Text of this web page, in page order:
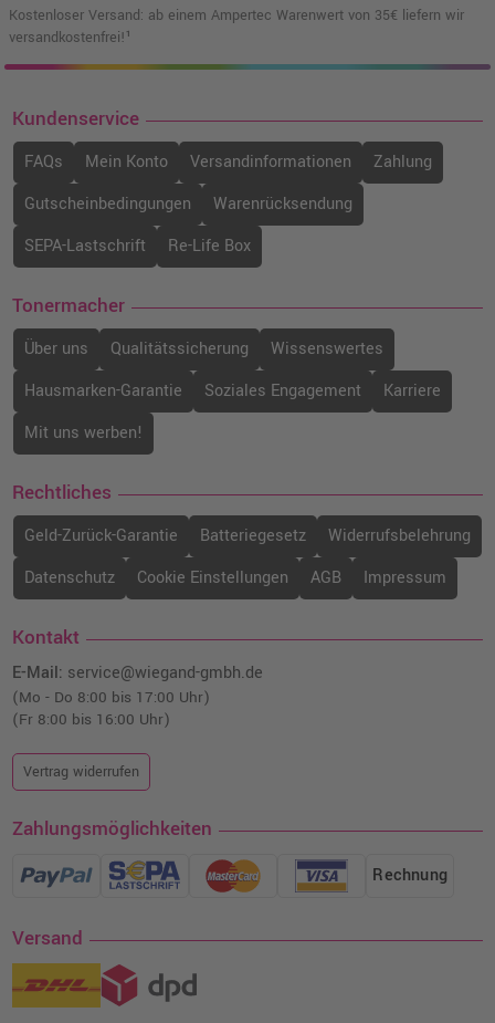
Kostenloser Versand: ab einem Ampertec Warenwert von 35€ liefern wir
versandkostenfrei!¹
Kundenservice
FAQs Mein Konto Versandinformationen
Zahlung
Gutscheinbedingungen
Warenrücksendung
SEPA-Lastschrift
Re-Life Box
Tonermacher
Über uns Qualitätssicherung
Wissenswertes
Hausmarken-Garantie
Soziales Engagement
Karriere
Mit uns werben!
Rechtliches
Geld-Zurück-Garantie Batteriegesetz
Widerrufsbelehrung
Datenschutz
Cookie Einstellungen AGB Impressum
Kontakt
E-Mail: service@wiegand-gmbh.de
(Mo - Do 8:00 bis 17:00 Uhr)
(Fr 8:00 bis 16:00 Uhr)
Vertrag widerrufen
Zahlungsmöglichkeiten
Rechnung
Versand